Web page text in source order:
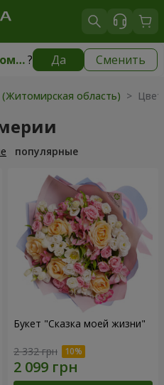
Озёрное (Житомирская область)? Да Сменить
|бесплатно
область) >
популярные
Букет "Сказка моей жизни"
2 332 грн